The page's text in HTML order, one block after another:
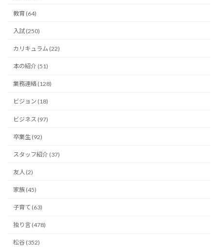
教育 (64)
入試 (250)
カリキュラム (22)
本の紹介 (51)
業務連絡 (128)
ビジョン (18)
ビジネス (97)
卒業生 (92)
スタッフ紹介 (37)
友人 (2)
家族 (45)
子育て (63)
独り言 (478)
松谷 (352)